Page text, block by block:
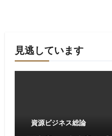
見逃しています
資源ビジネス総論